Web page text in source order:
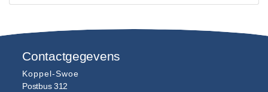
Contactgegevens
Koppel-Swoe
Postbus 312